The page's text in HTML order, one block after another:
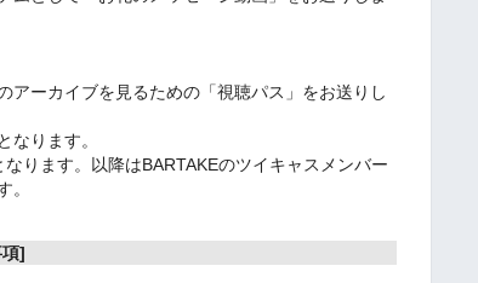
アーカイブを見るための「視聴パス」をお送りし
ります。
ります。以降はBARTAKEのツイキャスメンバー
。
]